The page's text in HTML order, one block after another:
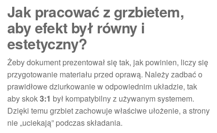
Jak pracować z grzbietem,
aby efekt był równy i
estetyczny?
Żeby dokument prezentował się tak, jak powinien, liczy się
przygotowanie materiału przed oprawą. Należy zadbać o
prawidłowe dziurkowanie w odpowiednim układzie, tak
aby skok3:1 był kompatybilny z używanym systemem.
Dzięki temu grzbiet zachowuje właściwe ułożenie, a strony
nie „uciekają” podczas składania.